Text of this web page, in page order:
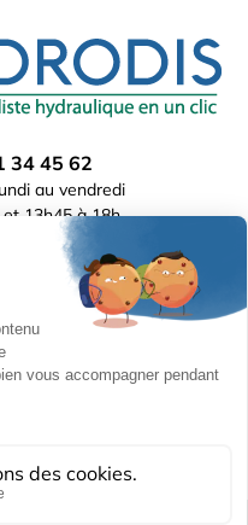
34 45 62
au vendredi
13h45 à 18h
La Ribotière
sur Vie